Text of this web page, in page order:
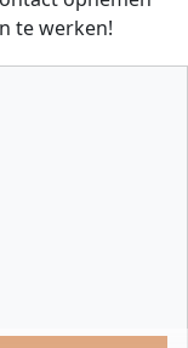
te werken!